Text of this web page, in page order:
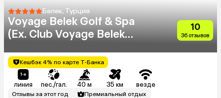
Белек, Турция
Voyage Belek Golf & Spa
(Ex. Club Voyage Belek
10
36 отзывов
Кешбэк 4% по карте Т-Банка
линия пес./гал. 40 м 35 км везде
Отзывы за этот год
Премиальный отдых